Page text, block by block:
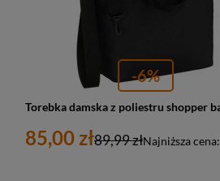
-6%
85,00 zł Najniższa cena:
89,99 zł